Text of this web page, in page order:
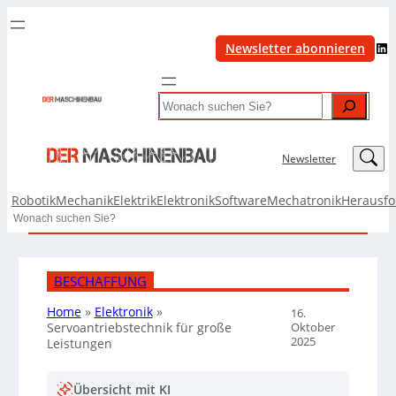
Newsletter abonnieren LinkedIn
Search
Newsletter LinkedIn
RobotikMechanikElektrikElektronikSoftwareMechatronik
Search
BESCHAFFUNG
Home» Elektronik»
Servoantriebstechnik für große
Leistungen
16.
Oktober
2025
Übersicht mit KI